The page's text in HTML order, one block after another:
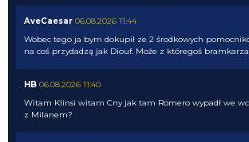
AveCaesar 06.08.2026 11:44
Wobec tego ja bym dokupił ze 2 środkowych
na coś przydadzą jak Diouf. Może z któregoś
HB 06.08.2026 11:40
Witam Klinsi witam Cny jak tam Romero wypadł we
z Milanem?